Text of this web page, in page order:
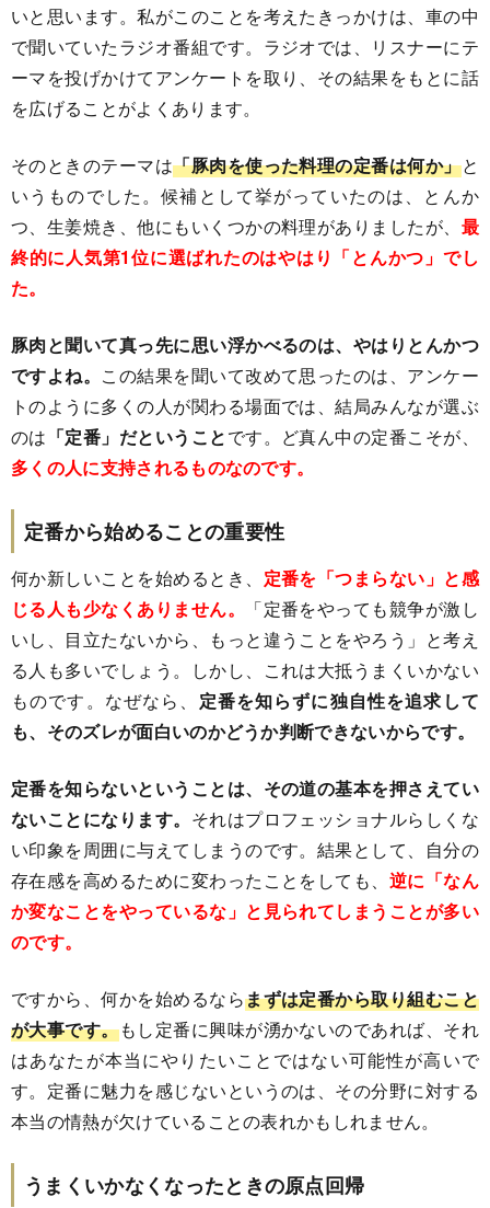
いと思います。私がこのことを考えたきっかけは、車の中
で聞いていたラジオ番組です。ラジオでは、リスナーにテ
ーマを投げかけてアンケートを取り、その結果をもとに話
を広げることがよくあります。
そのときのテーマは「豚肉を使った料理の定番は何か」と
いうものでした。候補として挙がっていたのは、とんか
つ、生姜焼き、他にもいくつかの料理がありましたが、 最
終的に人気第1位に選ばれたのはやはり「とんかつ」でし
た。
豚肉と聞いて真っ先に思い浮かべるのは、やはりとんかつ
ですよね。 この結果を聞いて改めて思ったのは、アンケー
トのように多くの人が関わる場面では、結局みんなが選ぶ
のは 「定番」だということです。ど真ん中の定番こそが、
多くの人に支持されるものなのです。
定番から始めることの重要性
何か新しいことを始めるとき、 定番を「つまらない」と感
じる人も少なくありません。
「定番をやっても競争が激し
いし、目立たないから、もっと違うことをやろう」と考え
る人も多いでしょう。しかし、これは大抵うまくいかない
ものです。なぜなら、 定番を知らずに独自性を追求して
も、そのズレが面白いのかどうか判断できないからです。
定番を知らないということは、その道の基本を押さえてい
ないことになります。 それはプロフェッショナルらしくな
い印象を周囲に与えてしまうのです。結果として、自分の
存在感を高めるために変わったことをしても、 逆に「なん
か変なことをやっているな」と見られてしまうことが多い
のです。
ですから、何かを始めるならまずは定番から取り組むこと
が大事です。もし定番に興味が湧かないのであれば、それ
はあなたが本当にやりたいことではない可能性が高いで
す。定番に魅力を感じないというのは、その分野に対する
本当の情熱が欠けていることの表れかもしれません。
うまくいかなくなったときの原点回帰